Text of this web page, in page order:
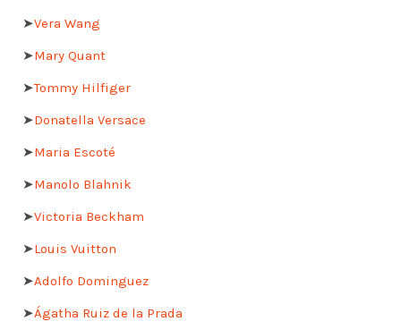
➤Vera Wang
➤Mary Quant
➤Tommy Hilfiger
➤Donatella Versace
➤Maria Escoté
➤Manolo Blahnik
➤Victoria Beckham
➤Louis Vuitton
➤Adolfo Dominguez
➤Ágatha Ruiz de la Prada